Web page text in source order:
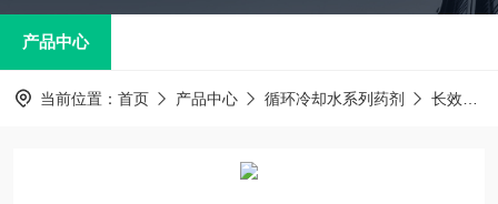
产品中心
当前位置： 首页 产品中心 循环冷却水系列药剂 长效防冻液